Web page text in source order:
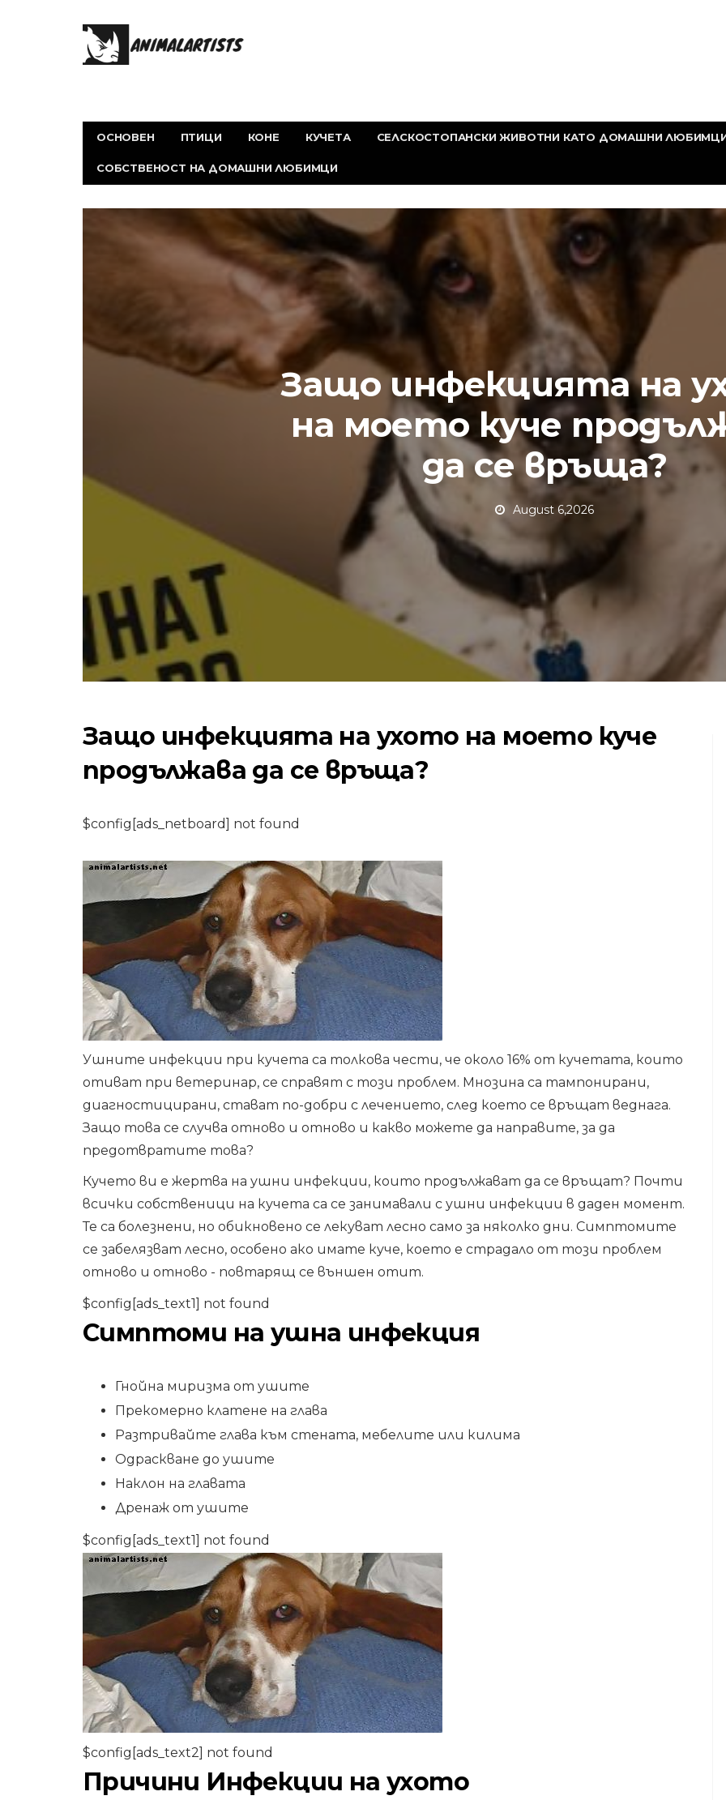
ОСНОВЕН ПТИЦИ КОНЕ КУЧЕТА СЕЛСКОСТОПАНСКИ ЖИВОТНИ КАТО ДОМАШНИ
СОБСТВЕНОСТ НА ДОМАШНИ ЛЮБИМЦИ
Защо инфекцията на
на моето куче
да се връща?
August 6,2026
Защо инфекцията на ухото на моето куче
продължава да се връща?
$config[ads_netboard] not found
Ушните инфекции при кучета са толкова чести, че около 16% от кучетата, които
отиват при ветеринар, се справят с този проблем. Мнозина са тампонирани,
диагностицирани, стават по-добри с лечението, след което се връщат веднага.
Защо това се случва отново и отново и какво можете да направите, за да
предотвратите това?
Кучето ви е жертва на ушни инфекции, които продължават да се връщат? Почти
всички собственици на кучета са се занимавали с ушни инфекции в даден момент.
Те са болезнени, но обикновено се лекуват лесно само за няколко дни. Симптомите
се забелязват лесно, особено ако имате куче, което е страдало от този проблем
отново и отново - повтарящ се външен отит.
$config[ads_text1] not found
Симптоми на ушна инфекция
Гнойна миризма от ушите
Прекомерно клатене на глава
Разтривайте глава към стената, мебелите или килима
Одраскване до ушите
Наклон на главата
Дренаж от ушите
$config[ads_text1] not found
$config[ads_text2] not found
Причини Инфекции на ухото
ВЛЕЧУГИ И ЗЕМНОВОДНИ
Как да се грижим за
домашен любимец
на градината
6,2026